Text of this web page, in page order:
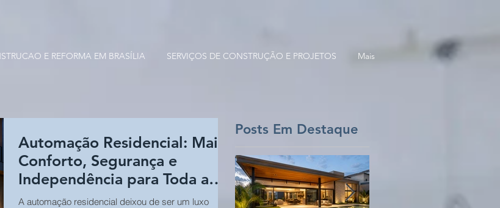
E REFORMA EM BRASÍLIA SERVIÇOS DE CONSTRUÇÃO E PROJETOS Mais
Automação Residencial: Mais
Conforto, Segurança e
Independência para Toda a
Família
A automação residencial deixou de ser um luxo
Posts Em Destaque